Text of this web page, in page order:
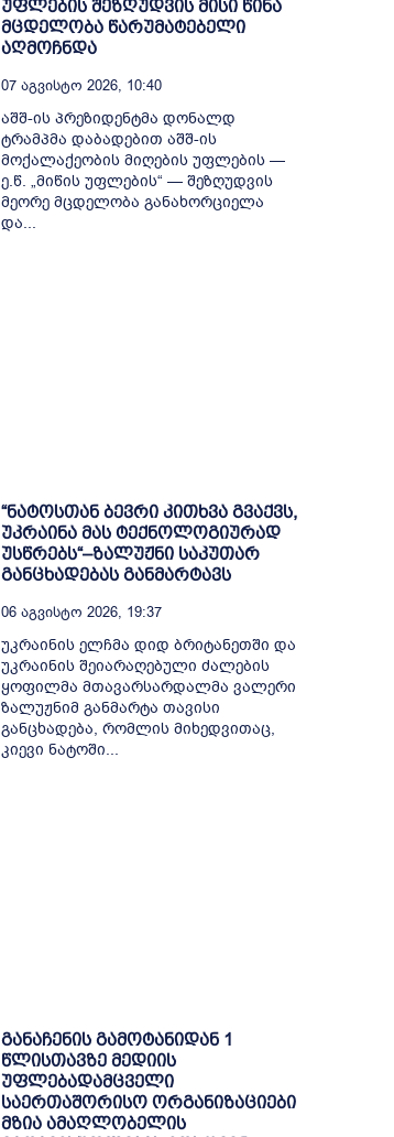
უფლების შეზღუდვის მისი წინა
მცდელობა წარუმატებელი
აღმოჩნდა
07 Აგვისტო 2026, 10:40
აშშ-ის პრეზიდენტმა დონალდ
ტრამპმა დაბადებით აშშ-ის
მოქალაქეობის მიღების უფლების —
ე.წ. „მიწის უფლების“ — შეზღუდვის
მეორე მცდელობა განახორციელა
და...
“ნატოსთან ბევრი კითხვა გვაქვს,
უკრაინა მას ტექნოლოგიურად
უსწრებს“–ზალუჟნი საკუთარ
განცხადებას განმარტავს
06 Აგვისტო 2026, 19:37
უკრაინის ელჩმა დიდ ბრიტანეთში და
უკრაინის შეიარაღებული ძალების
ყოფილმა მთავარსარდალმა ვალერი
ზალუჟნიმ განმარტა თავისი
განცხადება, რომლის მიხედვითაც,
კიევი ნატოში...
განაჩენის გამოტანიდან 1
წლისთავზე მედიის
უფლებადამცველი
საერთაშორისო ორგანიზაციები
მზია ამაღლობელის